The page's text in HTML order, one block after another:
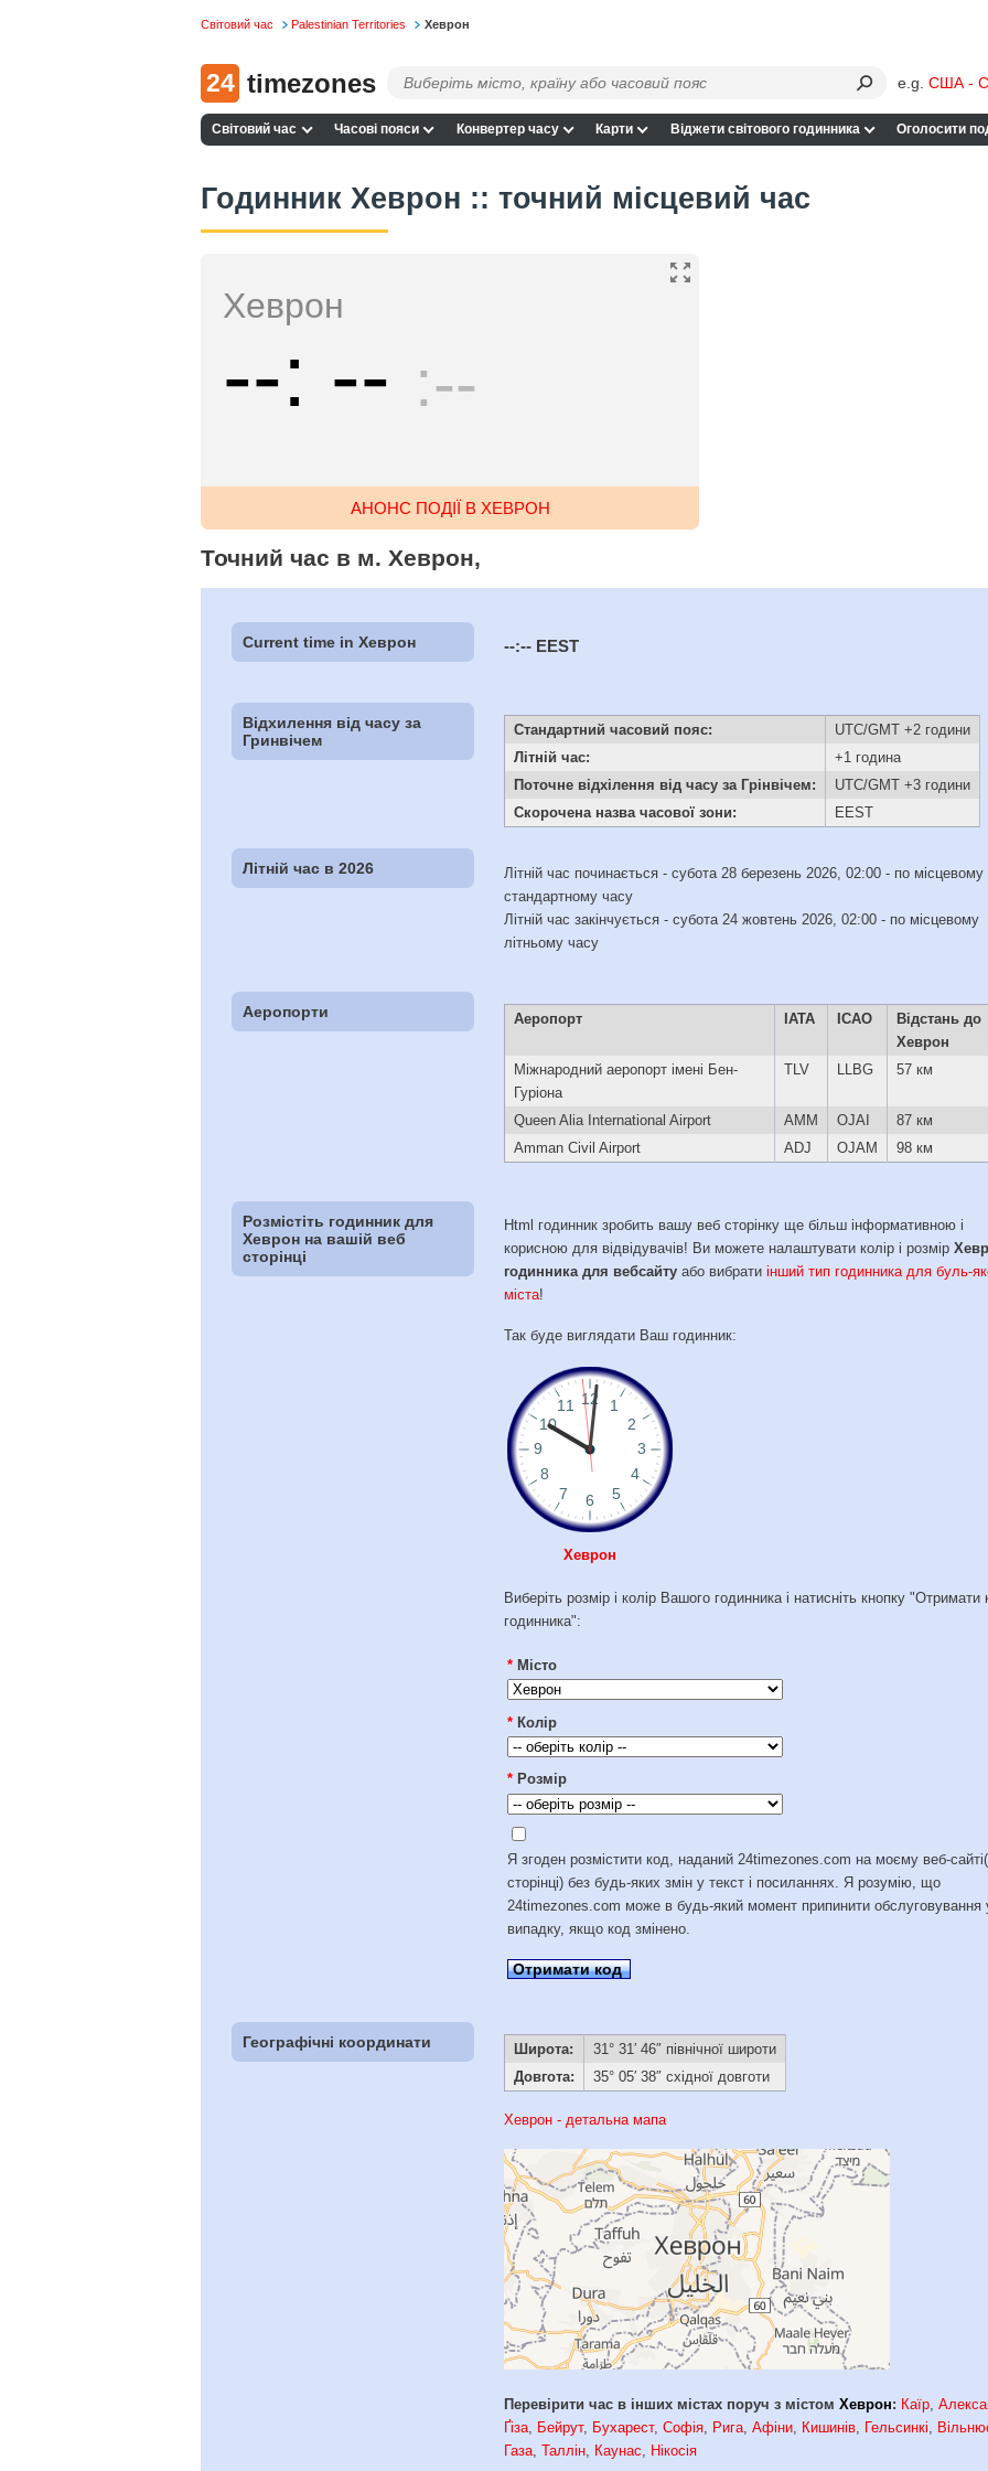
Світовий час Palestinian Territories Хеврон
24 timezones e.g. США -
Світовий час Часові пояси Конвертер часу Карти Віджети світового годинника Оголосити
Годинник Хеврон :: точний місцевий час
Хеврон
-- -- --
АНОНС ПОДІЇ В ХЕВРОН
Точний час в м. Хеврон,
Current time in Хеврон --:-- EEST
Відхилення від часу за
Гринвічем
Стандартний часовий пояс:
UTC/GMT +2 години
Літній час:
+1 година
Поточне відхілення від часу за Грінвічем:
UTC/GMT +3 години
Скорочена назва часової зони:
EEST
Літній час в 2026
Літній час починається - субота 28 березень 2026, 02:00 - по місцевому
стандартному часу
Літній час закінчується - субота 24 жовтень 2026, 02:00 - по місцевому
літньому часу
Аеропорти Аеропорт IATA ICAO
Відстань до
Хеврон
Міжнародний аеропорт імені Бен-
Гуріона
TLV LLBG 57 км
Queen Alia International Airport AMM OJAI
87 км
Amman Civil Airport
ADJ OJAM 98 км
Розмістіть годинник для
Хеврон на вашій веб
сторінці
Html годинник зробить вашу веб сторінку ще більш інформативною і
корисною для відвідувачів! Ви можете налаштувати колір і розмір
годинника для вебсайту або вибратиінший тип годинника для буль-
міста!
Так буде виглядати Ваш годинник:
Хеврон
Виберіть розмір і колір Вашого годинника і натисніть кнопку "Отримати
годинника":
* Місто
* Колір
* Розмір
Я згоден розмістити код, наданий 24timezones.com на моєму веб-
сторінці) без будь-яких змін у текст і посиланнях. Я розумію, що
24timezones.com може в будь-який момент припинити обслуговування
випадку, якщо код змінено.
Отримати код
Географічні координати Широта:
31° 31′ 46″ північної широти
Довгота:
35° 05′ 38″ східної довготи
Хеврон - детальна мапа
Перевірити час в інших містах поруч з містомХеврон: Каїр,
Ґіза, Бейрут, Бухарест,Софія, Рига,Афіни, Кишинів, Гельсинкі,
Газа,Таллін, Каунас, Нікосія